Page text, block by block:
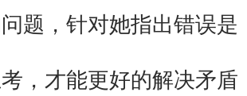
题，针对她指出错误是
，才能更好的解决矛盾